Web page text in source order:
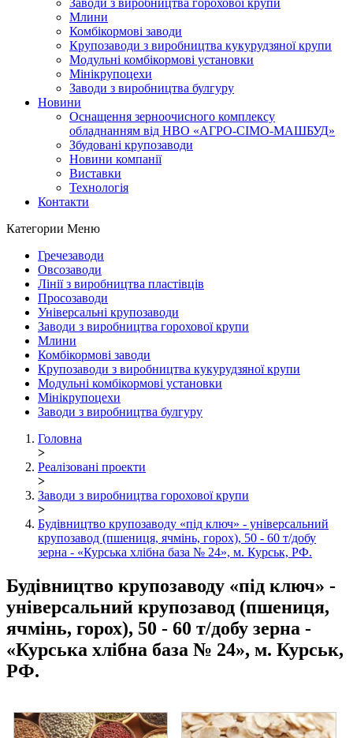
Млини
Комбікормові заводи
Крупозаводи з виробництва кукурудзяної крупи
Модульні комбікормові установки
Мінікрупоцехи
Заводи з виробництва булгуру
Новини
Оснащення зерноочисного комплексу
обладнанням від НВО «АГРО-СІМО-МАШБУД»
Збудовані крупозаводи
Новини компанії
Виставки
Технологія
Контакти
Категории Меню
Гречезаводи
Овсозаводи
Лінії з виробництва пластівців
Просозаводи
Універсальні крупозаводи
Заводи з виробництва горохової крупи
Млини
Комбікормові заводи
Крупозаводи з виробництва кукурудзяної крупи
Модульні комбікормові установки
Мінікрупоцехи
Заводи з виробництва булгуру
Головна
>
Реалізовані проекти
>
Заводи з виробництва горохової крупи
>
Будівництво крупозаводу «під ключ» - універсальний
крупозавод (пшениця, ячмінь, горох), 50 - 60 т/добу
зерна - «Курська хлібна база № 24», м. Курськ, РФ.
Будівництво крупозаводу «під ключ» -
універсальний крупозавод (пшениця,
ячмінь, горох), 50 - 60 т/добу зерна -
«Курська хлібна база № 24», м. Курськ,
РФ.